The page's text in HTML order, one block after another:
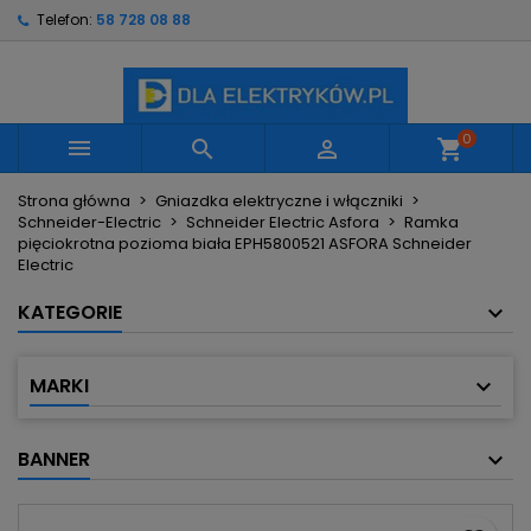
Telefon: 58 728 08 88
   shopping_cart0
Strona główna
Gniazdka elektryczne i włączniki
Schneider-Electric
Schneider Electric Asfora
Ramka
pięciokrotna pozioma biała EPH5800521 ASFORA Schneider
Electric
KATEGORIE
MARKI
BANNER
Utwórz nową listę
Nazwa listy życzeń
Anuluj Utwórz listę życzeń
Musisz być zalogowany by zapisać produkty na
swojej liście życzeń.
Anuluj Zaloguj się